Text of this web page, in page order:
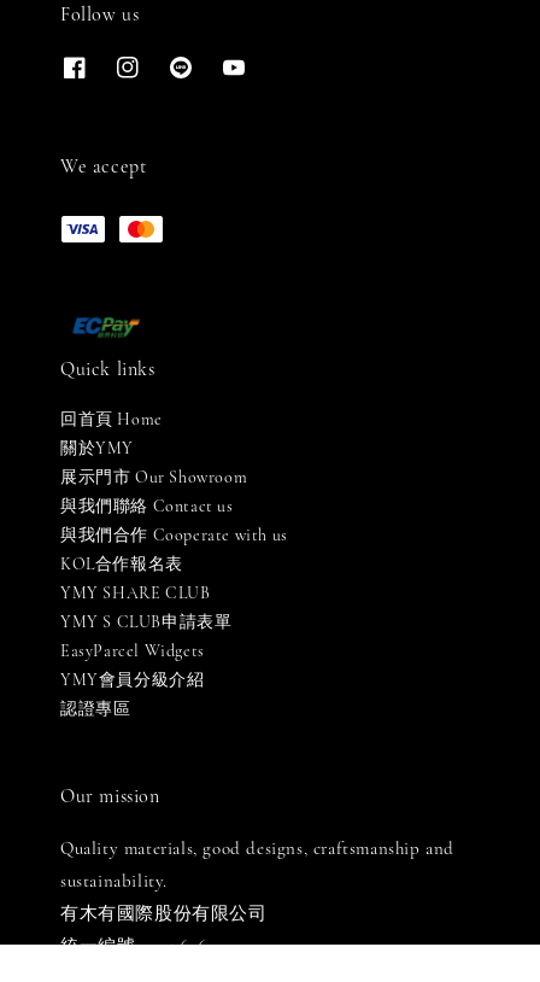
Follow us
We accept
Quick links
回首頁 Home
關於YMY
展示門市 Our Showroom
與我們聯絡 Contact us
與我們合作 Cooperate with us
KOL合作報名表
YMY SHARE CLUB
YMY S CLUB申請表單
EasyParcel Widgets
YMY會員分級介紹
認證專區
Our mission
Quality materials, good designs, craftsmanship and
sustainability.
有木有國際股份有限公司
統一編號: 90576069